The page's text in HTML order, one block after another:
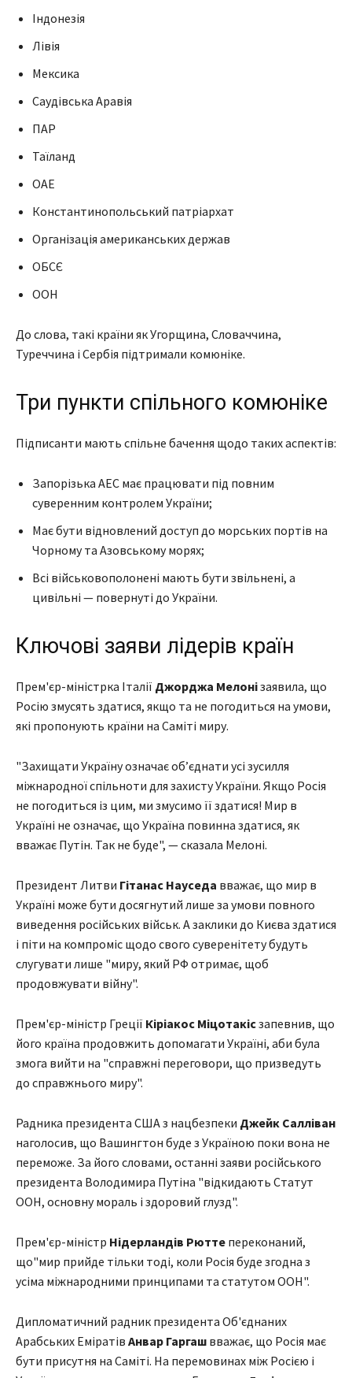
Індонезія
Лівія
Мексика
Саудівська Аравія
ПАР
Таїланд
ОАЕ
Константинопольський патріархат
Організація американських держав
ОБСЄ
ООН
До слова, такі країни як Угорщина, Словаччина,
Туреччина і Сербія підтримали комюніке.
Три пункти спільного комюніке
Підписанти мають спільне бачення щодо таких аспектів:
Запорізька АЕС має працювати під повним
суверенним контролем України;
Має бути відновлений доступ до морських портів на
Чорному та Азовському морях;
Всі військовополонені мають бути звільнені, а
цивільні — повернуті до України.
Ключові заяви лідерів країн
Прем'єр-міністрка Італії Джорджа Мелонізаявила, що
Росію змусять здатися, якщо та не погодиться на умови,
які пропонують країни на Саміті миру.
"Захищати Україну означає об’єднати усі зусилля
міжнародної спільноти для захисту України. Якщо Росія
не погодиться із цим, ми змусимо її здатися! Мир в
Україні не означає, що Україна повинна здатися, як
вважає Путін. Так не буде", — сказала Мелоні.
Президент Литви Гітанас Науседа вважає, що мир в
Україні може бути досягнутий лише за умови повного
виведення російських військ. А заклики до Києва здатися
і піти на компроміс щодо свого суверенітету будуть
слугувати лише "миру, який РФ отримає, щоб
продовжувати війну".
Прем'єр-міністр Греції Кіріакос Міцотакісзапевнив, що
його країна продовжить допомагати Україні, аби була
змога вийти на "справжні переговори, що призведуть
до справжнього миру".
Радника президента США з нацбезпеки Джейк Салліван
наголосив, що Вашингтон буде з Україною поки вона не
переможе. За його словами, останні заяви російського
президента Володимира Путіна "відкидають Статут
ООН, основну мораль і здоровий глузд".
Прем'єр-міністр Нідерландів Рютте переконаний,
що"мир прийде тільки тоді, коли Росія буде згодна з
усіма міжнародними принципами та статутом ООН".
Дипломатичний радник президента Об'єднаних
Арабських Еміратів Анвар Гаргаш вважає, що Росія має
бути присутня на Саміті. На перемовинах між Росією і